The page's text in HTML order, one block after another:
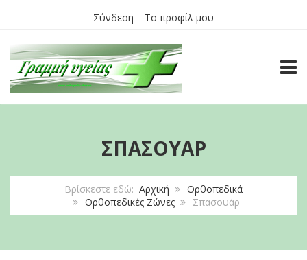
Σύνδεση Το προφίλ μου
ΣΠΑΣΟΥΆΡ
Βρίσκεστε εδώ: Αρχική
Ορθοπεδικά
Ορθοπεδικές Ζώνες
Σπασουάρ